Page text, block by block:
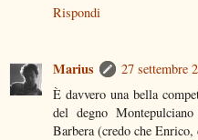
Rispondi
Marius
27 settembre
È davvero una bella
del degno
Barbera (credo che